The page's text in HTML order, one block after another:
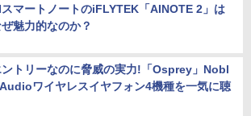
マートノートのiFLYTEK「AINOTE 2」は
魅力的なのか？
ントリーなのに脅威の実力!「Osprey」Nobl
ワイヤレスイヤフォン4機種を一気に聴